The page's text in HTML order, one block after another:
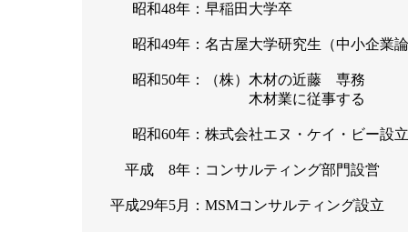
昭和48年： 早稲田大学卒
昭和49年： 名古屋大学研究生（中小企業
昭和50年：
（株）木材の近藤 専務
木材業に従事する
昭和60年： 株式会社エヌ・ケイ・ビー設立
平成 8年： コンサルティング部門設営
平成29年5月： MSMコンサルティング設立